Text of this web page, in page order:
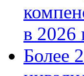
в 2026
Более